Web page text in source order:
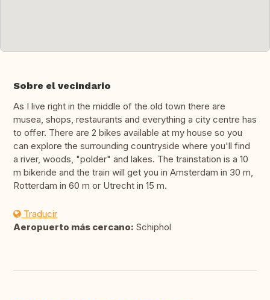
Sobre el vecindario
As I live right in the middle of the old town there are
musea, shops, restaurants and everything a city centre has
to offer. There are 2 bikes available at my house so you
can explore the surrounding countryside where you'll find
a river, woods, "polder" and lakes. The trainstation is a 10
m bikeride and the train will get you in Amsterdam in 30 m,
Rotterdam in 60 m or Utrecht in 15 m.
Traducir
Aeropuerto más cercano: Schiphol